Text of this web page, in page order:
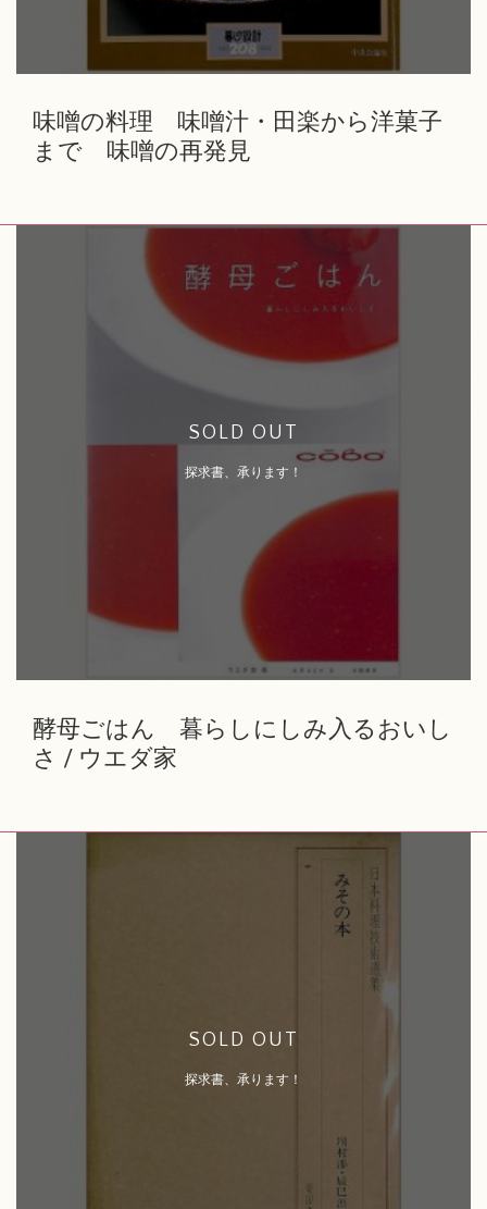
味噌の料理 味噌汁・田楽から洋菓子
まで 味噌の再発見
SOLD OUT
探求書、承ります！
酵母ごはん 暮らしにしみ入るおいし
さ / ウエダ家
SOLD OUT
探求書、承ります！